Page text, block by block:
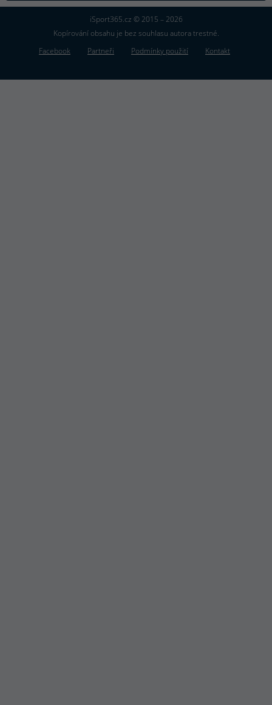
Facebook Partneři Podmínky použití Kontakt
iSport365.cz © 2015 – 2026
Kopírování obsahu je bez souhlasu autora trestné.